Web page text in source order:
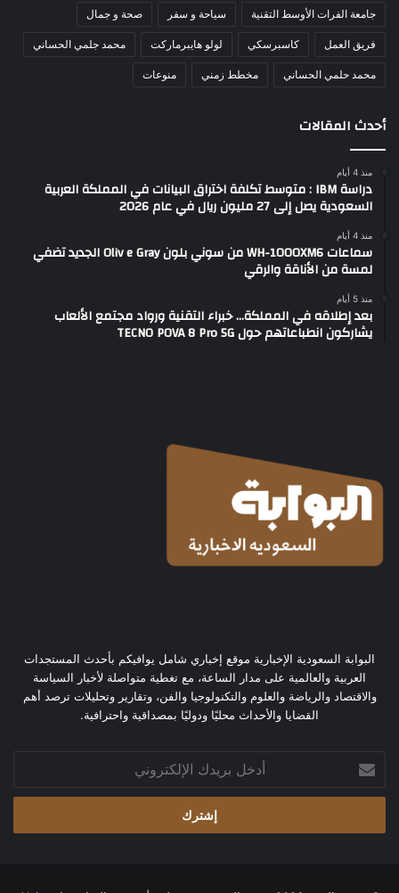
جامعة الفرات الأوسط التقنية سياحة و سفر صحة و جمال
فريق العمل كاسبرسكي لولو هايبرماركت محمد جلمي الحساني
محمد حلمي الحساني مخطط زمني منوعات
أحدث المقالات
منذ 4 أيام
دراسة IBM : متوسط تكلفة اختراق البيانات في المملكة العربية
السعودية يصل إلى 27 مليون ريال في عام 2026
منذ 4 أيام
سماعات WH-1000XM6 من سوني بلون Oliv e Gray الجديد تضفي
لمسة من الأناقة والرقي
منذ 5 أيام
بعد إطلاقه في المملكة… خبراء التقنية ورواد مجتمع الألعاب
يشاركون انطباعاتهم حول TECNO POVA 8 Pro 5G
البوابة السعودية الإخبارية موقع إخباري شامل يوافيكم بأحدث المستجدات
العربية والعالمية على مدار الساعة، مع تغطية متواصلة لأخبار السياسة
والاقتصاد والرياضة والعلوم والتكنولوجيا والفن، وتقارير وتحليلات ترصد أهم
القضايا والأحداث محليًا ودوليًا بمصداقية واحترافية.
بريدك
الإلكتروني